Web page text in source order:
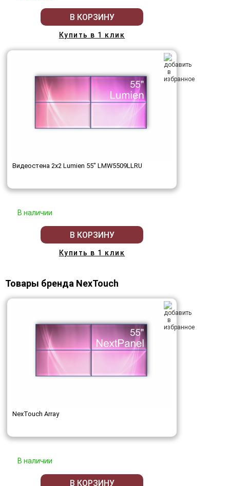
В КОРЗИНУ
Купить в 1 клик
Видеостена 2x2 Lumien 55" LMW5509LLRU
В наличии
В КОРЗИНУ
Купить в 1 клик
Товары бренда NexTouch
NexTouch Array
В наличии
В КОРЗИНУ